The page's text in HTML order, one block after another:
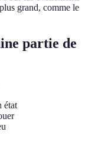
grand, comme le
partie de
état